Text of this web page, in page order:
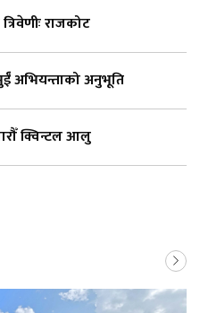
राजकोट
अभियन्ताको अनुभूति
क्विन्टल आलु